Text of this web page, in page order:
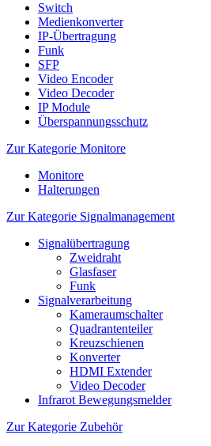
Switch
Medienkonverter
IP-Übertragung
Funk
SFP
Video Encoder
Video Decoder
IP Module
Überspannungsschutz
Zur Kategorie Monitore
Monitore
Halterungen
Zur Kategorie Signalmanagement
Signalübertragung
Zweidraht
Glasfaser
Funk
Signalverarbeitung
Kameraumschalter
Quadrantenteiler
Kreuzschienen
Konverter
HDMI Extender
Video Decoder
Infrarot Bewegungsmelder
Zur Kategorie Zubehör